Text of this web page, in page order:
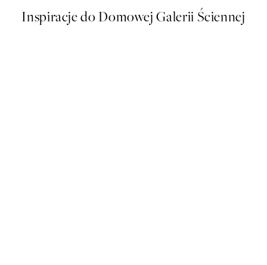
Inspiracje do Domowej Galerii Ściennej